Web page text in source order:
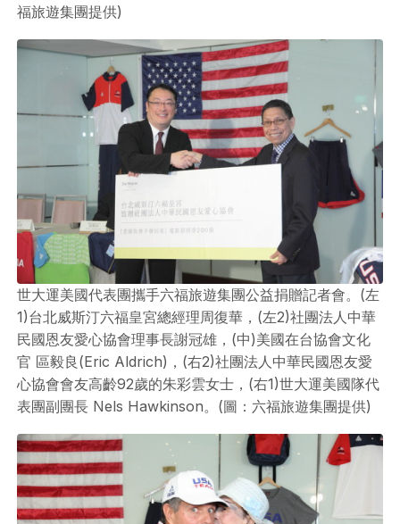
福旅遊集團提供)
世大運美國代表團攜手六福旅遊集團公益捐贈記者會。(左
1)台北威斯汀六福皇宮總經理周復華，(左2)社團法人中華
民國恩友愛心協會理事長謝冠雄，(中)美國在台協會文化
官 區毅良(Eric Aldrich)，(右2)社團法人中華民國恩友愛
心協會會友高齡92歲的朱彩雲女士，(右1)世大運美國隊代
表團副團長 Nels Hawkinson。(圖：六福旅遊集團提供)